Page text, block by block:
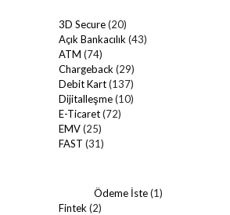
3D Secure(20)
Açık Bankacılık (43)
ATM (74)
Chargeback (29)
Debit Kart(137)
Dijitalleşme(10)
E-Ticaret(72)
EMV(25)
FAST (31)
Ödeme İste(1)
Fintek (2)